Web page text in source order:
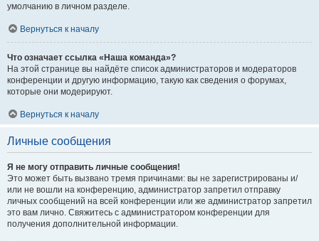
умолчанию в личном разделе.
Вернуться к началу
Что означает ссылка «Наша команда»?
На этой странице вы найдёте список администраторов и модераторов
конференции и другую информацию, такую как сведения о форумах,
которые они модерируют.
Вернуться к началу
Личные сообщения
Я не могу отправить личные сообщения!
Это может быть вызвано тремя причинами: вы не зарегистрированы и/
или не вошли на конференцию, администратор запретил отправку
личных сообщений на всей конференции или же администратор запретил
это вам лично. Свяжитесь с администратором конференции для
получения дополнительной информации.